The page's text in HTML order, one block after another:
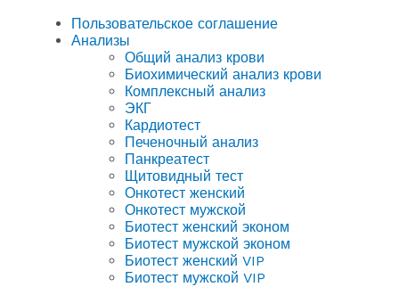
Пользовательское соглашение
Анализы
Общий анализ крови
Биохимический анализ крови
Комплексный анализ
ЭКГ
Кардиотест
Печеночный анализ
Панкреатест
Щитовидный тест
Онкотест женский
Онкотест мужской
Биотест женский эконом
Биотест мужской эконом
Биотест женский VIP
Биотест мужской VIP